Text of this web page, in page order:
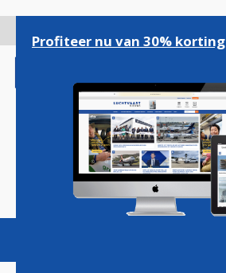
gaan
Magazine Podcasts
Profiteer nu van 30% korting